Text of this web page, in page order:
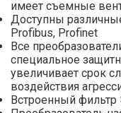
имеет съемные
Доступны
Profibus, Profinet
Все
специальное
увеличивает срок
воздействия
Встроенный